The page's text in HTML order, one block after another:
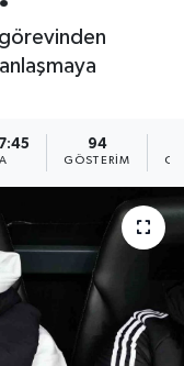
94
GÖSTERIM